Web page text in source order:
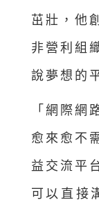
茁壯，他
非營利組
說夢想的
「網際網
愈來愈不
益交流平
可以直接